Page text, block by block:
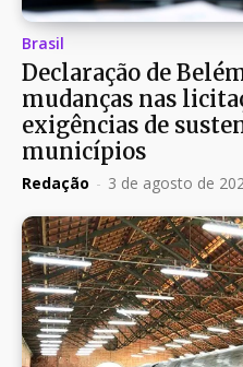
Brasil
Declaração de
mudanças nas
exigências de
municípios
Redação - 3 de agosto de